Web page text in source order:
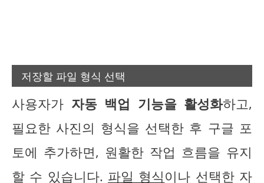
저장할 파일 형식 선택
사용자가 자동 백업 기능을 활성화하고,
필요한 사진의 형식을 선택한 후 구글 포
토에 추가하면, 원활한 작업 흐름을 유지
할 수 있습니다. 파일 형식이나 선택한 자